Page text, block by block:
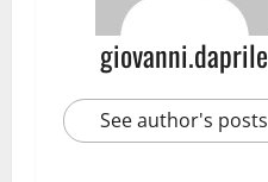
giovanni.daprile
See author's posts